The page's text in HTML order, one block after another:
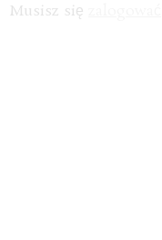
Musisz się